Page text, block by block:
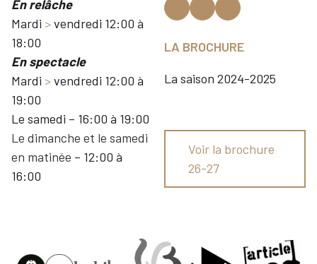
En relâche
Mardi >vendredi 12:00 à
18:00
En spectacle
Mardi >vendredi 12:00 à
19:00
Le samedi – 16:00 à 19:00
Le dimanche et le samedi
en matinée – 12:00 à
16:00
LA BROCHURE
La saison 2024-2025
Voir la brochure
26-27